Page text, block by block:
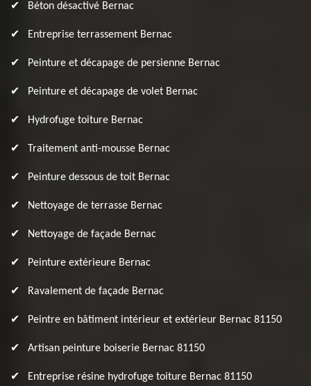
Béton désactivé Bernac
Entreprise terrassement Bernac
Peinture et décapage de persienne Bernac
Peinture et décapage de volet Bernac
Hydrofuge toiture Bernac
Traitement anti-mousse Bernac
Peinture dessous de toit Bernac
Nettoyage de terrasse Bernac
Nettoyage de façade Bernac
Peinture extérieure Bernac
Ravalement de façade Bernac
Peintre en bâtiment intérieur et extérieur Bernac 81150
Artisan peinture boiserie Bernac 81150
Entreprise résine hydrofuge toiture Bernac 81150